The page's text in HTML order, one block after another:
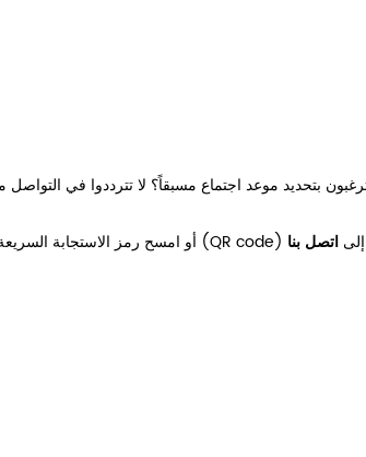
أو امسح رمز الاستجابة السريعة (QR code) إلى